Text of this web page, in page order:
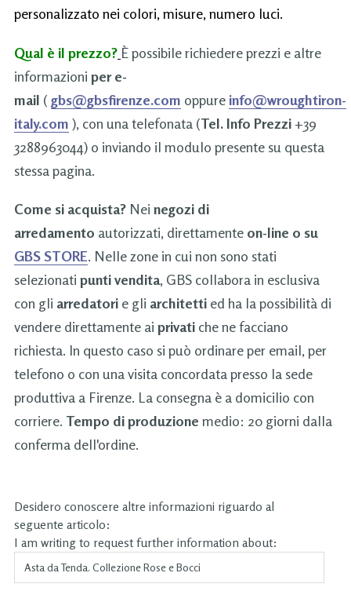
personalizzato nei colori, misure, numero luci.
Qual è il prezzo? È possibile richiedere prezzi e altre
informazioni per e-
mail ( gbs@gbsfirenze.com oppure info@wroughtiron-
italy.com ), con una telefonata (Tel. Info Prezzi +39
3288963044) o inviando il modulo presente su questa
stessa pagina.
Come si acquista? Nei negozi di
arredamento autorizzati, direttamente on-line o su
GBS STORE. Nelle zone in cui non sono stati
selezionati punti vendita, GBS collabora in esclusiva
con gli arredatori e gli architetti ed ha la possibilità di
vendere direttamente ai privati che ne facciano
richiesta. In questo caso si può ordinare per email, per
telefono o con una visita concordata presso la sede
produttiva a Firenze. La consegna è a domicilio con
corriere. Tempo di produzione medio: 20 giorni dalla
conferma dell'ordine.
Desidero conoscere altre informazioni riguardo al
seguente articolo:
I am writing to request further information about: